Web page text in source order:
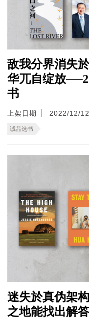
敌我分界消失
华兀自绽放
书
上架日期 2022/12/12
诚品选书
迷失於真伪架
之地能找出解